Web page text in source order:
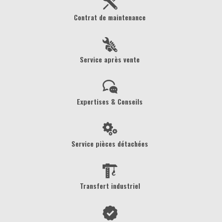
Contrat de maintenance
Service après vente
Expertises & Conseils
Service pièces détachées
Transfert industriel